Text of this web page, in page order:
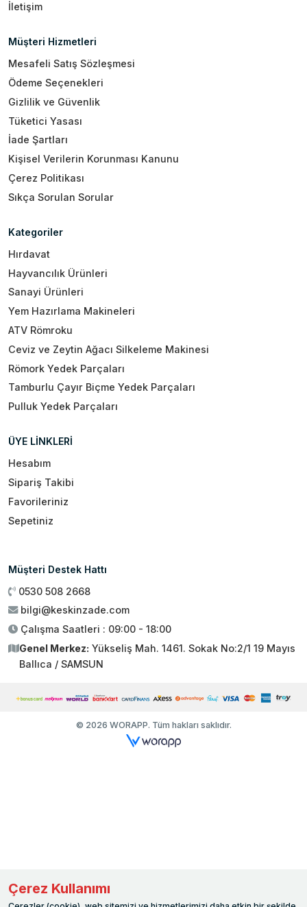
İletişim
Müşteri Hizmetleri
Mesafeli Satış Sözleşmesi
Ödeme Seçenekleri
Gizlilik ve Güvenlik
Tüketici Yasası
İade Şartları
Kişisel Verilerin Korunması Kanunu
Çerez Politikası
Sıkça Sorulan Sorular
Kategoriler
Hırdavat
Hayvancılık Ürünleri
Sanayi Ürünleri
Yem Hazırlama Makineleri
ATV Römroku
Ceviz ve Zeytin Ağacı Silkeleme Makinesi
Römork Yedek Parçaları
Tamburlu Çayır Biçme Yedek Parçaları
Pulluk Yedek Parçaları
ÜYE LİNKLERİ
Hesabım
Sipariş Takibi
Favorileriniz
Sepetiniz
Müşteri Destek Hattı
0530 508 2668
bilgi@keskinzade.com
Çalışma Saatleri : 09:00 - 18:00
Genel Merkez: Yükseliş Mah. 1461. Sokak No:2/1 19 Mayıs
Ballıca / SAMSUN
© 2026 WORAPP. Tüm hakları saklıdır.
Çerez Kullanımı